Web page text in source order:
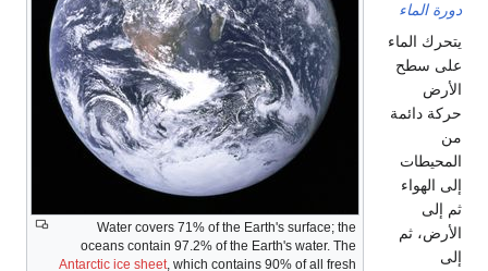
Water covers 71% of the Earth's surface; the
oceans contain 97.2% of the Earth's water. The
Antarctic ice sheet, which contains 90% of all fresh
دورة الماء
يتحرك الماء
على سطح
الأرض
حركة دائمة
من
المحيطات
إلى الهواء
ثم إلى
الأرض، ثم
إلى